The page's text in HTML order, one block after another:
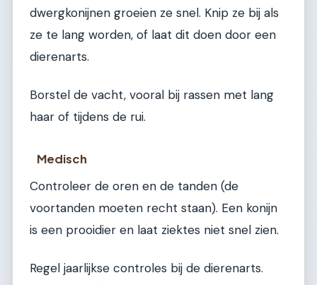
dwergkonijnen groeien ze snel. Knip ze bij als
ze te lang worden, of laat dit doen door een
dierenarts.
Borstel de vacht, vooral bij rassen met lang
haar of tijdens de rui.
Medisch
Controleer de oren en de tanden (de
voortanden moeten recht staan). Een konijn
is een prooidier en laat ziektes niet snel zien.
Regel jaarlijkse controles bij de dierenarts.